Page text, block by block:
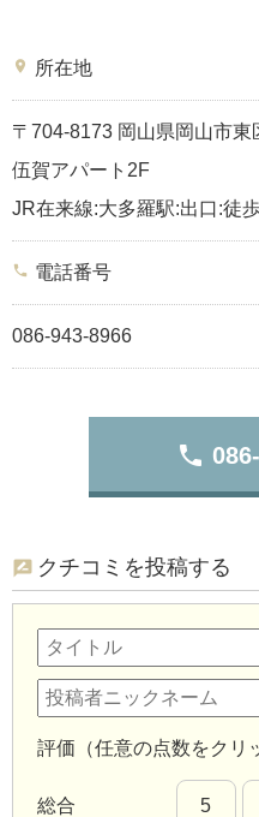
place 所在地
〒704-8173 岡山県岡山市東
伍賀アパート2F
JR在来線:大多羅駅:出口:徒
phone 電話番号
086-943-8966
phone
クチコミを投稿する
評価（任意の点数をクリ
総合 5